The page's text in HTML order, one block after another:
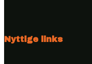
Nyttige links